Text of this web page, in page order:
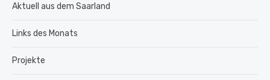
Aktuell aus dem Saarland
Links des Monats
Projekte